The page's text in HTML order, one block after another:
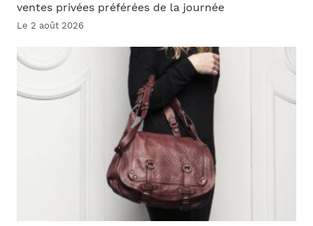
ventes privées préférées de la journée
Le 2 août 2026